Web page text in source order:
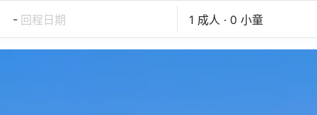
- 回程日期 1 成人 · 0 小童